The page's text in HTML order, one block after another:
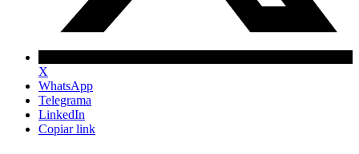
X
WhatsApp
Telegrama
LinkedIn
Copiar link